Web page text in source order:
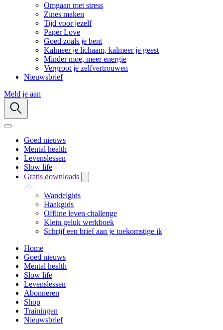
Omgaan met stress
Zines maken
Tijd voor jezelf
Paper Love
Goed zoals je bent
Kalmeer je lichaam, kalmeer je geest
Minder moe, meer energie
Vergroot je zelfvertrouwen
Nieuwsbrief
Meld je aan
Goed nieuws
Mental health
Levenslessen
Slow life
Gratis downloads
Wandelgids
Haakgids
Offline leven challenge
Klein geluk werkboek
Schrijf een brief aan je toekomstige ik
Home
Goed nieuws
Mental health
Slow life
Levenslessen
Abonneren
Shop
Trainingen
Nieuwsbrief